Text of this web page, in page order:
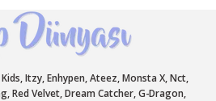
Itzy, Enhypen, Ateez, Monsta X, Nct,
Red Velvet, Dream Catcher, G-Dragon,